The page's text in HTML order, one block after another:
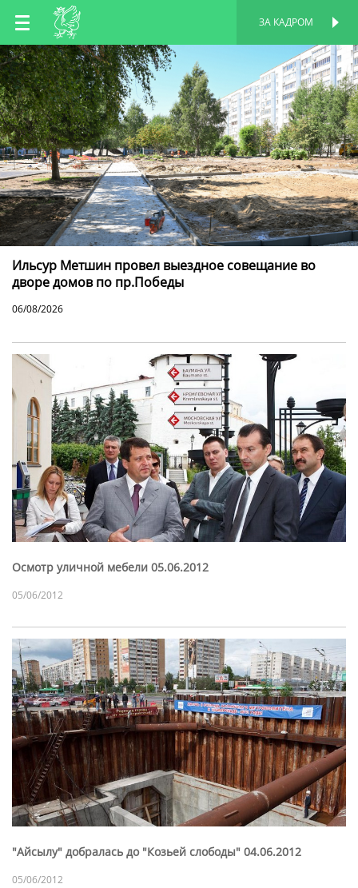
RU
EN
TT
ЗА КАДРОМ
Ильсур Метшин провел выездное совещание во
дворе домов по пр.Победы
06/08/2026
Осмотр уличной мебели 05.06.2012
05/06/2012
"Айсылу" добралась до "Козьей слободы" 04.06.2012
05/06/2012
ПЕРСОНАЛЬНАЯ
СТРАНИЦА